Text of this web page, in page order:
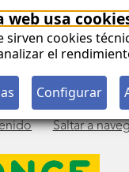
web usa
sirven cookies
el
Saltar a